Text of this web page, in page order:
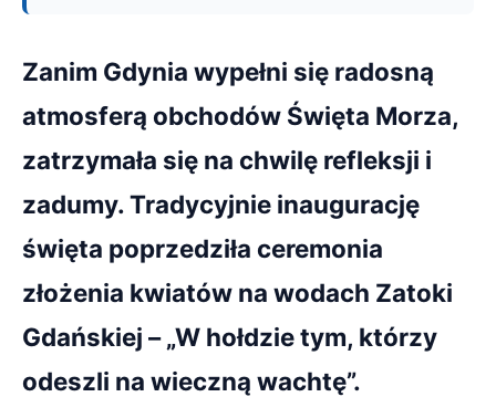
Zanim Gdynia wypełni się radosną
atmosferą obchodów Święta Morza,
zatrzymała się na chwilę refleksji i
zadumy. Tradycyjnie inaugurację
święta poprzedziła ceremonia
złożenia kwiatów na wodach Zatoki
Gdańskiej – „W hołdzie tym, którzy
odeszli na wieczną wachtę”.